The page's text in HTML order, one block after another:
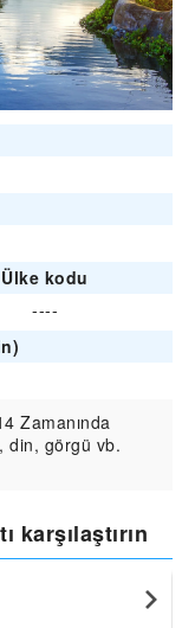
Ülke kodu
----
Zamanında
din, görgü vb.
karşılaştırın